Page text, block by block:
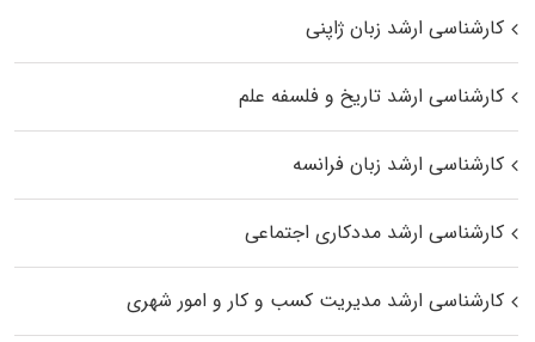
کارشناسی ارشد زبان ژاپنی
کارشناسی ارشد تاریخ و فلسفه علم
کارشناسی ارشد زبان فرانسه
کارشناسی ارشد مددکاری اجتماعی
کارشناسی ارشد مدیریت کسب و کار و امور شهری